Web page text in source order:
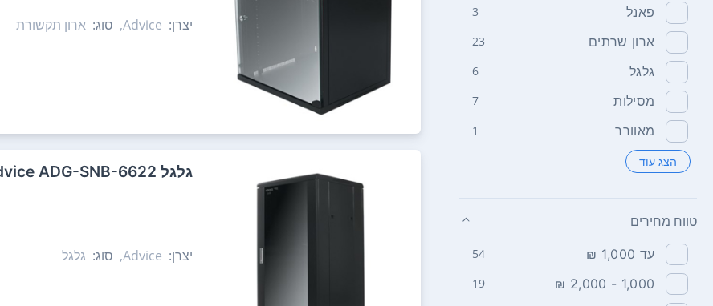
פאנל 3
ארון שרתים 23
גלגל 6
מסילות 7
מאוורר 1
הצג עוד
טווח מחירים
עד 1,000 ₪ 54
1,000 - 2,000 ₪
19
יצרן: Advice, סוג: ארון תקשורת
‏גלגל Advice ADG-SNB-6622
יצרן: Advice, סוג: גלגל